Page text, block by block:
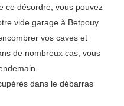
ce désordre, vous pouvez
vide garage à Betpouy.
vos caves et
de nombreux cas, vous
dans le débarras